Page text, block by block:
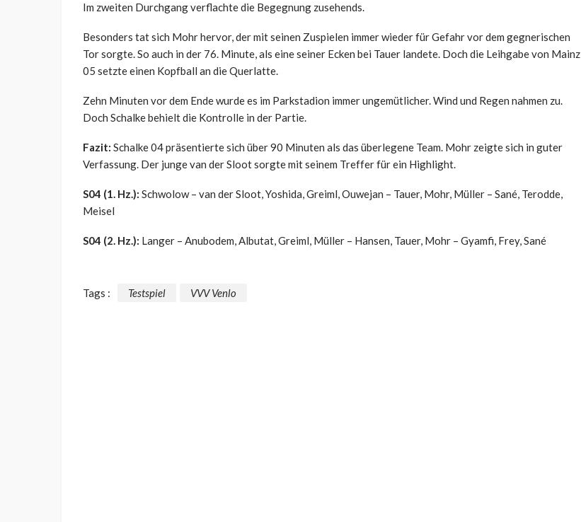
Im zweiten Durchgang verflachte die Begegnung zusehends.
Besonders tat sich Mohr hervor, der mit seinen Zuspielen immer wieder für Gefahr vor dem gegnerischen
Tor sorgte. So auch in der 76. Minute, als eine seiner Ecken bei Tauer landete. Doch die Leihgabe von Mainz
05 setzte einen Kopfball an die Querlatte.
Zehn Minuten vor dem Ende wurde es im Parkstadion immer ungemütlicher. Wind und Regen nahmen zu.
Doch Schalke behielt die Kontrolle in der Partie.
Fazit: Schalke 04 präsentierte sich über 90 Minuten als das überlegene Team. Mohr zeigte sich in guter
Verfassung. Der junge van der Sloot sorgte mit seinem Treffer für ein Highlight.
S04 (1. Hz.): Schwolow – van der Sloot, Yoshida, Greiml, Ouwejan – Tauer, Mohr, Müller – Sané, Terodde,
Meisel
S04 (2. Hz.): Langer – Anubodem, Albutat, Greiml, Müller – Hansen, Tauer, Mohr – Gyamfi, Frey, Sané
Tags : Testspiel VVV Venlo